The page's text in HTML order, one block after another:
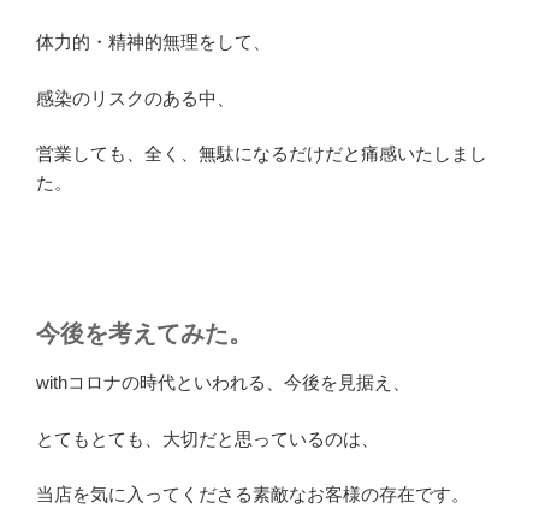
体力的・精神的無理をして、
感染のリスクのある中、
営業しても、全く、無駄になるだけだと痛感いたしまし
た。
今後を考えてみた。
withコロナの時代といわれる、今後を見据え、
とてもとても、大切だと思っているのは、
当店を気に入ってくださる素敵なお客様の存在です。